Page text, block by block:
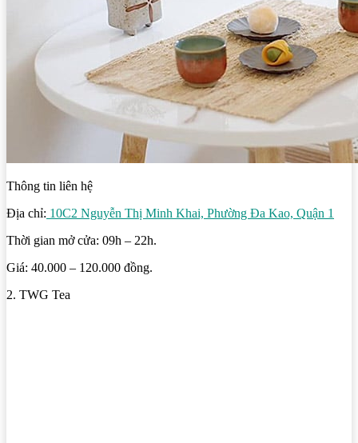
Thông tin liên hệ
Địa chỉ: 10C2 Nguyễn Thị Minh Khai, Phường Đa Kao, Quận 1
Thời gian mở cửa: 09h – 22h.
Giá: 40.000 – 120.000 đồng.
2. TWG Tea